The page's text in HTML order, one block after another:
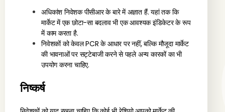
अधिकांश निवेशक पीसीआर के बारे में अज्ञात हैं. यहां तक कि
मार्केट में एक छोटा-सा बदलाव भी एक आवश्यक इंडिकेटर के रूप
में काम करता है.
निवेशकों को केवल PCR के आधार पर नहीं, बल्कि मौजूदा मार्केट
की भावनाओं पर सट्टेबाजी करने से पहले अन्य कारकों का भी
उपयोग करना चाहिए.
निष्कर्ष